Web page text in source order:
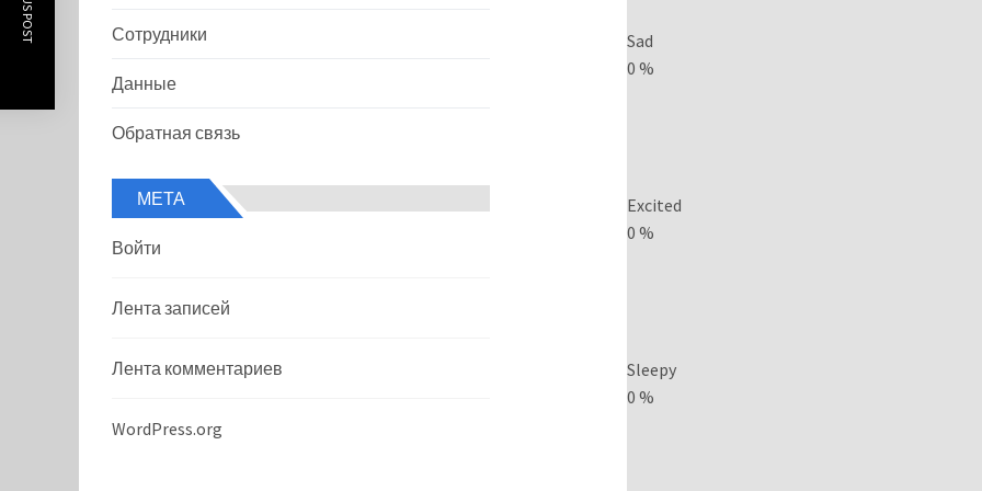
Sad
0 %
Excited
0 %
Sleepy
0 %
Сотрудники
Данные
Обратная связь
МЕТА
Войти
Лента записей
Лента комментариев
WordPress.org